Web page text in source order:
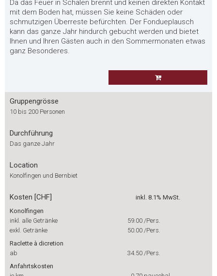
Da das Feuer in Schalen brennt und keinen direkten Kontakt
mit dem Boden hat, müssen Sie keine Schäden oder
schmutzigen Überreste befürchten. Der Fondueplausch
kann das ganze Jahr hindurch gebucht werden und bietet
Ihnen und Ihren Gästen auch in den Sommermonaten etwas
ganz Besonderes.
Gruppengrösse
10 bis 200 Personen
Durchführung
Das ganze Jahr
Location
Konolfingen und Bernbiet
Kosten [CHF]
inkl. 8.1% MwSt.
Konolfingen
inkl. alle Getränke
59.00 /Pers.
exkl. Getränke
50.00 /Pers.
Raclette à dicretion
ab
34.50 /Pers.
Anfahrtskosten